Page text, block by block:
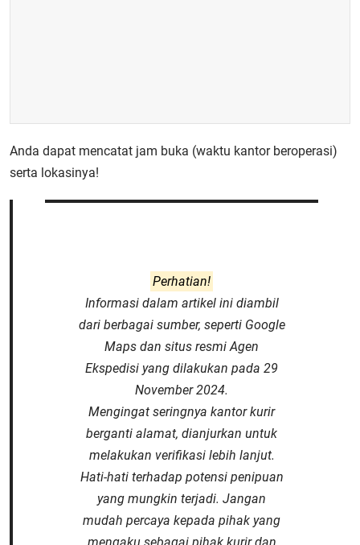
Anda dapat mencatat jam buka (waktu kantor beroperasi)
serta lokasinya!
Perhatian!
Informasi dalam artikel ini diambil
dari berbagai sumber, seperti Google
Maps dan situs resmi Agen
Ekspedisi yang dilakukan pada 29
November 2024.
Mengingat seringnya kantor kurir
berganti alamat, dianjurkan untuk
melakukan verifikasi lebih lanjut.
Hati-hati terhadap potensi penipuan
yang mungkin terjadi. Jangan
mudah percaya kepada pihak yang